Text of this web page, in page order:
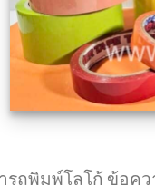
รถพิมพ์โลโก้ ข้อค